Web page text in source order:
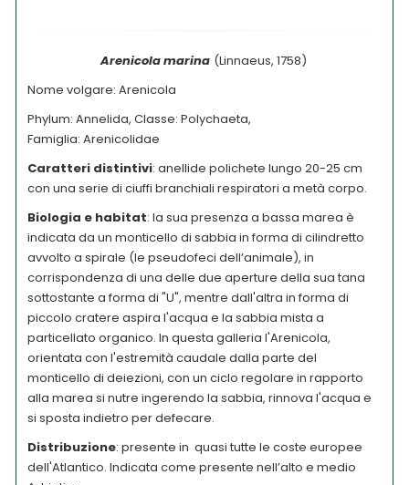
Arenicola marina (Linnaeus, 1758)
Nome volgare: Arenicola
Phylum: Annelida, Classe: Polychaeta,
Famiglia: Arenicolidae
Caratteri distintivi: anellide polichete lungo 20-25 cm
con una serie di ciuffi branchiali respiratori a metà corpo.
Biologia e habitat: la sua presenza a bassa marea è
indicata da un monticello di sabbia in forma di cilindretto
avvolto a spirale (le pseudofeci dell’animale), in
corrispondenza di una delle due aperture della sua tana
sottostante a forma di "U", mentre dall'altra in forma di
piccolo cratere aspira l'acqua e la sabbia mista a
particellato organico. In questa galleria l'Arenicola,
orientata con l'estremità caudale dalla parte del
monticello di deiezioni, con un ciclo regolare in rapporto
alla marea si nutre ingerendo la sabbia, rinnova l'acqua e
si sposta indietro per defecare.
Distribuzione: presente in quasi tutte le coste europee
dell'Atlantico. Indicata come presente nell’alto e medio